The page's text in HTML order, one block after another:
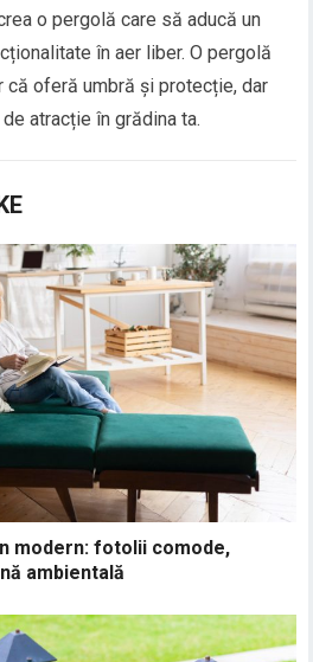
o pergolă care să aducă un
în aer liber. O pergolă
că oferă umbră și protecție, dar
atracție în grădina ta.
modern: fotolii comode,
ambientală